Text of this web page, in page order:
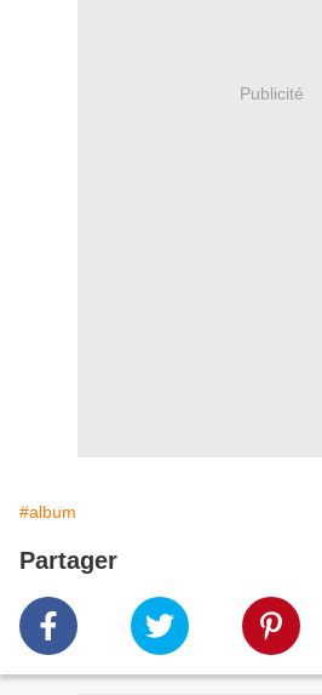
Publicité
#album
Partager